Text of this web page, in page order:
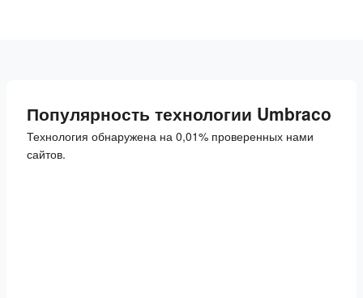
Популярность технологии Umbraco
Технология обнаружена на 0,01% проверенных нами
сайтов.